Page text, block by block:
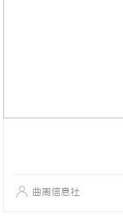
曲周信息社